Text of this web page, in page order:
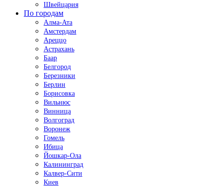
Швейцария
По городам
Алма-Ата
Амстердам
Ареццо
Астрахань
Баар
Белгород
Березники
Берлин
Борисовка
Вильнюс
Винница
Волгоград
Воронеж
Гомель
Ибица
Йошкар-Ола
Калининград
Калвер-Сити
Киев